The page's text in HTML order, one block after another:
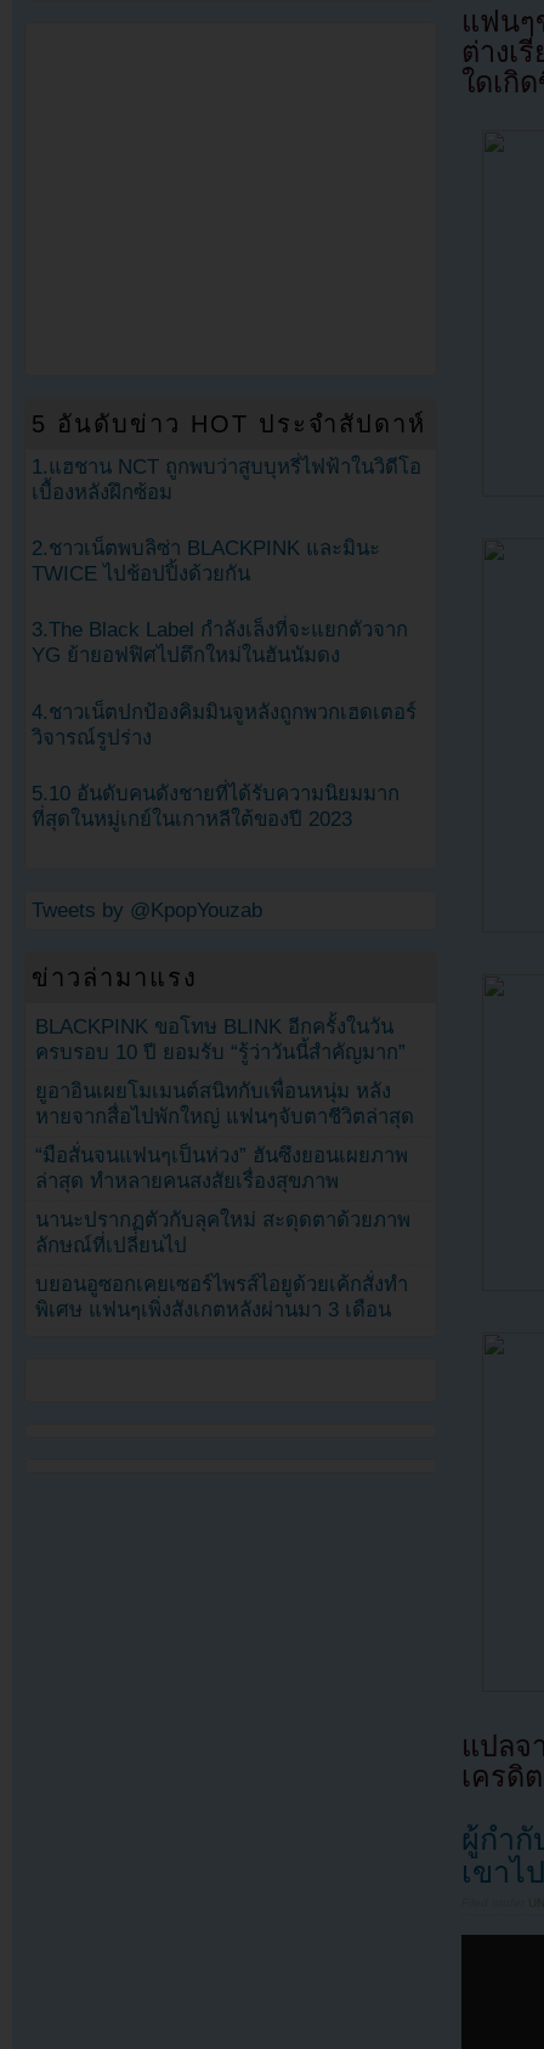
แฟนๆ
ต่างเ
ใดเกิ
แปลจ
เครดิ
ผู้กำกั
เขาไ
5 อันดับข่าว HOT ประจำสัปดาห์
1.แฮชาน NCT ถูกพบว่าสูบบุหรี่ไฟฟ้าในวิดีโอ
เบื้องหลังฝึกซ้อม
2.ชาวเน็ตพบลิซ่า BLACKPINK และมินะ
TWICE ไปช้อปปิ้งด้วยกัน
3.The Black Label กำลังเล็งที่จะแยกตัวจาก
YG ย้ายอฟฟิศไปตึกใหม่ในฮันนัมดง
4.ชาวเน็ตปกป้องคิมมินจูหลังถูกพวกเฮดเตอร์
วิจารณ์รูปร่าง
5.10 อันดับคนดังชายที่ได้รับความนิยมมาก
ที่สุดในหมู่เกย์ในเกาหลีใต้ของปี 2023
Tweets by @KpopYouzab
ข่าวล่ามาแรง
BLACKPINK ขอโทษ BLINK อีกครั้งในวัน
ครบรอบ 10 ปี ยอมรับ “รู้ว่าวันนี้สำคัญมาก”
ยูอาอินเผยโมเมนต์สนิทกับเพื่อนหนุ่ม หลัง
หายจากสื่อไปพักใหญ่ แฟนๆจับตาชีวิตล่าสุด
“มือสั่นจนแฟนๆเป็นห่วง” ฮันซึงยอนเผยภาพ
ล่าสุด ทำหลายคนสงสัยเรื่องสุขภาพ
นานะปรากฏตัวกับลุคใหม่ สะดุดตาด้วยภาพ
ลักษณ์ที่เปลี่ยนไป
บยอนอูซอกเคยเซอร์ไพรส์ไอยูด้วยเค้กสั่งทำ
พิเศษ แฟนๆเพิ่งสังเกตหลังผ่านมา 3 เดือน